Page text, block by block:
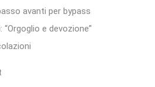
avanti per bypass
“Orgoglio e devozione”